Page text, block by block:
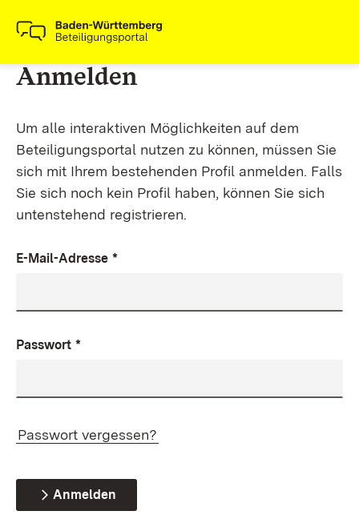
Anmelden
Um alle interaktiven Möglichkeiten auf dem
Beteiligungsportal nutzen zu können, müssen Sie
sich mit Ihrem bestehenden Profil anmelden. Falls
Sie sich noch kein Profil haben, können Sie sich
untenstehend registrieren.
E-Mail-Adresse *
Passwort *
Passwort vergessen?
Anmelden